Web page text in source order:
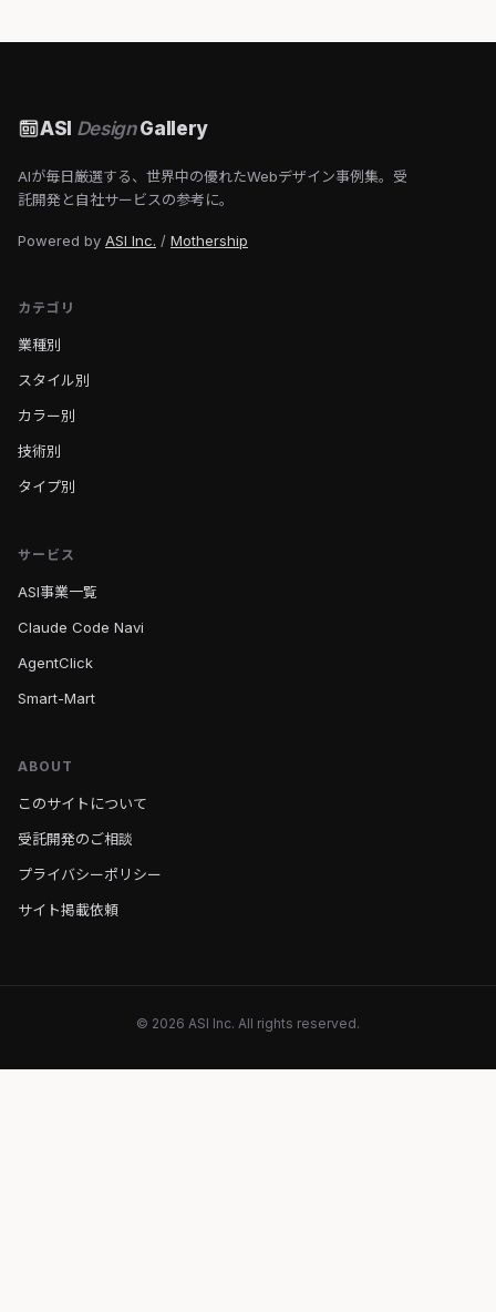
ASI DesignGallery
AIが毎日厳選する、世界中の優れたWebデザイン事例集。受
託開発と自社サービスの参考に。
Powered by ASI Inc. / Mothership
カテゴリ
業種別
スタイル別
カラー別
技術別
タイプ別
サービス
ASI事業一覧
Claude Code Navi
AgentClick
Smart-Mart
ABOUT
このサイトについて
受託開発のご相談
プライバシーポリシー
サイト掲載依頼
© 2026 ASI Inc. All rights reserved.